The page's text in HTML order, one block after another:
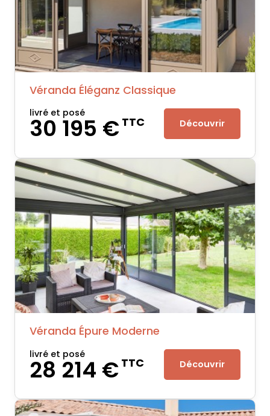
Véranda Éléganz Classique
livré et posé
30 195 €TTC Découvrir
Véranda Épure Moderne
livré et posé
28 214 €TTC Découvrir